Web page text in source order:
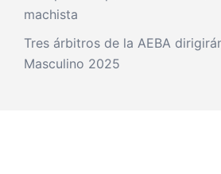
machista
Tres árbitros de la AEBA
Masculino 2025